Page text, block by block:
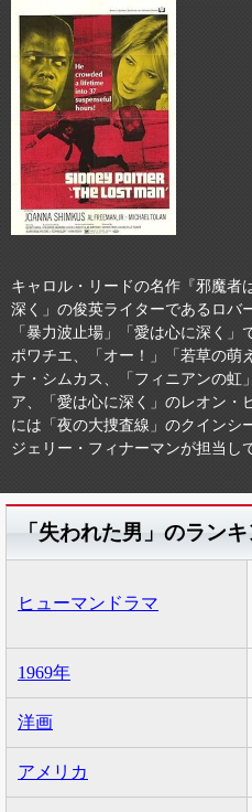
キャロル・リードの名作『邪魔者
深く」の俊英ライターであるロバ
「暴力波止場」「愛は心に深く」
ポワチエ、「オー！」「若草の萌
ナ・シムカス、「フィニアンの虹
ア、「愛は心に深く」のレオン・
には「夜の大捜査線」のクインシ
ジェリー・フィナーマンが担当し
「失われた男」のラン
ヒューマンドラマ
1969年
洋画
アメリカ